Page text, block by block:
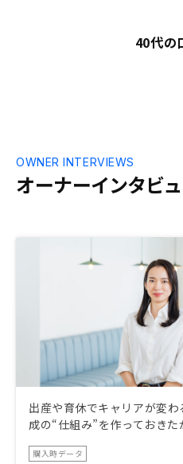
40代の
オーナーインタビ
OWNER INTERVIEWS
出産や育休でキャリアが変
成の“仕組み”を作っておきた
購入時データ